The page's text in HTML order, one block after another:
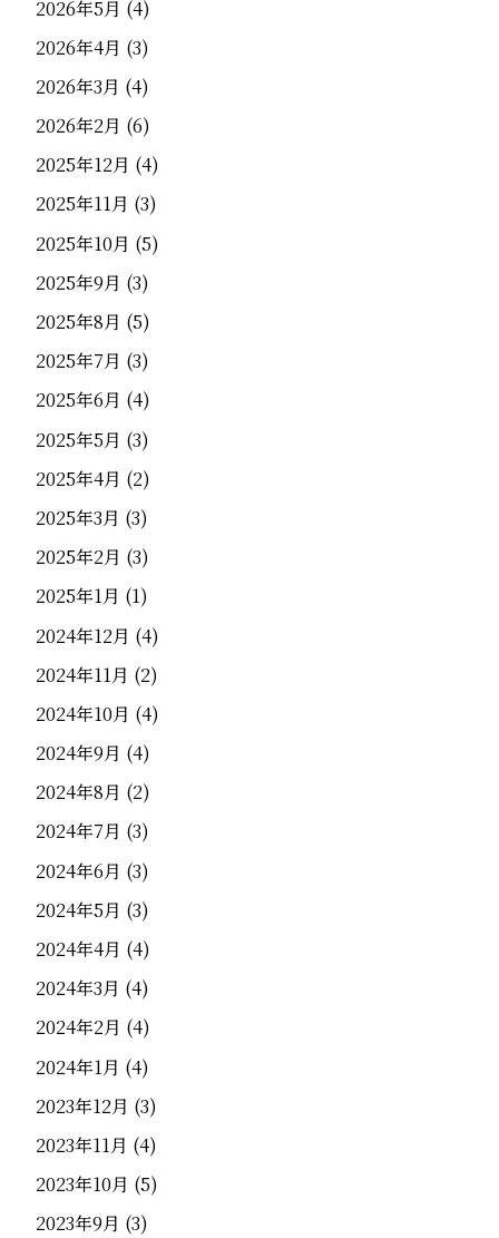
2026年5月 (4)
2026年4月 (3)
2026年3月 (4)
2026年2月 (6)
2025年12月 (4)
2025年11月 (3)
2025年10月 (5)
2025年9月 (3)
2025年8月 (5)
2025年7月 (3)
2025年6月 (4)
2025年5月 (3)
2025年4月 (2)
2025年3月 (3)
2025年2月 (3)
2025年1月 (1)
2024年12月 (4)
2024年11月 (2)
2024年10月 (4)
2024年9月 (4)
2024年8月 (2)
2024年7月 (3)
2024年6月 (3)
2024年5月 (3)
2024年4月 (4)
2024年3月 (4)
2024年2月 (4)
2024年1月 (4)
2023年12月 (3)
2023年11月 (4)
2023年10月 (5)
2023年9月 (3)